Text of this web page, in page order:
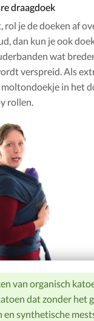
draagdoek
rol je de doeken af
dan kun je ook
wat
verspreid. Als
in het
rollen.
van organisch
dat zonder het
en synthetische